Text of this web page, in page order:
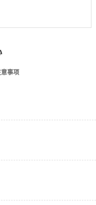
事项